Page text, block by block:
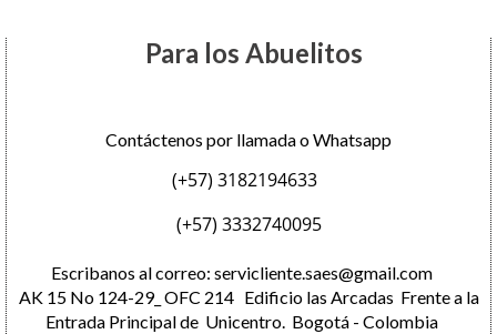
Para los Abuelitos
Contáctenos por llamada o Whatsapp
(+57) 3182194633
(+57) 3332740095
Escribanos al correo: servicliente.saes@gmail.com
AK 15 No 124-29_ OFC 214 Edificio las Arcadas Frente a la
Entrada Principal de Unicentro. Bogotá - Colombia